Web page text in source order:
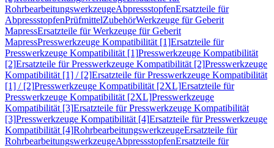
RohrbearbeitungswerkzeugeAbpressstopfenErsatzteile für
AbpressstopfenPrüfmittelZubehörWerkzeuge für Geberit
MapressErsatzteile für Werkzeuge für Geberit
MapressPresswerkzeuge Kompatibilität [1]Ersatzteile für
Presswerkzeuge Kompatibilität [1]Presswerkzeuge Kompatibilität
[2]Ersatzteile für Presswerkzeuge Kompatibilität [2]Presswerkzeuge
Kompatibilität [1] / [2]Ersatzteile für Presswerkzeuge Kompatibilität
[1] / [2]Presswerkzeuge Kompatibilität [2XL]Ersatzteile für
Presswerkzeuge Kompatibilität [2XL]Presswerkzeuge
Kompatibilität [3]Ersatzteile für Presswerkzeuge Kompatibilität
[3]Presswerkzeuge Kompatibilität [4]Ersatzteile für Presswerkzeuge
Kompatibilität [4]RohrbearbeitungswerkzeugeErsatzteile für
RohrbearbeitungswerkzeugeAbpressstopfenErsatzteile für